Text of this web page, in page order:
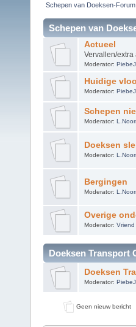
Schepen van Doeksen-Forum
Schepen van
Actueel
Vervallen/
Moderator:
Huidige
Moderator:
Schepen
Moderator:
Doeksen
Moderator:
Bergingen
Moderator:
Overige
Moderator: Vriend
Doeksen Transport
Doeksen
Moderator:
Geen nieuw bericht